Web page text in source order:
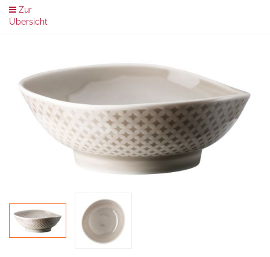
Zur
Übersicht